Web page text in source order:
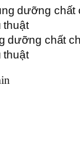
dưỡng chất
thuật